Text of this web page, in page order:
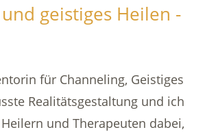
geistiges Heilen -
für Channeling, Geistiges
Realitätsgestaltung und ich
und Therapeuten dabei,